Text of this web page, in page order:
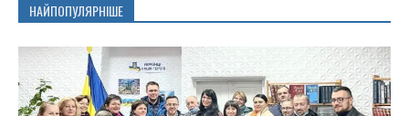
НАЙПОПУЛЯРНІШЕ